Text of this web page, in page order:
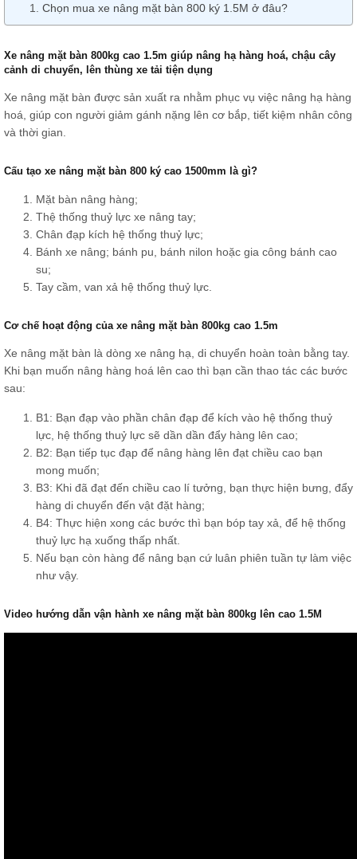
Chọn mua xe nâng mặt bàn 800 ký 1.5M ở đâu?
Xe nâng mặt bàn 800kg cao 1.5m giúp nâng hạ hàng hoá, chậu cây
cảnh di chuyển, lên thùng xe tải tiện dụng
Xe nâng mặt bàn được sản xuất ra nhằm phục vụ việc nâng hạ hàng
hoá, giúp con người giảm gánh nặng lên cơ bắp, tiết kiệm nhân công
và thời gian.
Cấu tạo xe nâng mặt bàn 800 ký cao 1500mm là gì?
Mặt bàn nâng hàng;
Thệ thống thuỷ lực xe nâng tay;
Chân đạp kích hệ thống thuỷ lực;
Bánh xe nâng; bánh pu, bánh nilon hoặc gia công bánh cao
su;
Tay cầm, van xả hệ thống thuỷ lực.
Cơ chế hoạt động của xe nâng mặt bàn 800kg cao 1.5m
Xe nâng mặt bàn là dòng xe nâng hạ, di chuyển hoàn toàn bằng tay.
Khi bạn muốn nâng hàng hoá lên cao thì bạn cần thao tác các bước
sau:
B1: Bạn đạp vào phần chân đạp để kích vào hệ thống thuỷ
lực, hệ thống thuỷ lực sẽ dần dần đẩy hàng lên cao;
B2: Bạn tiếp tục đạp để nâng hàng lên đạt chiều cao bạn
mong muốn;
B3: Khi đã đạt đến chiều cao lí tưởng, bạn thực hiện bưng, đẩy
hàng di chuyển đến vật đặt hàng;
B4: Thực hiện xong các bước thì bạn bóp tay xả, để hệ thống
thuỷ lực hạ xuống thấp nhất.
Nếu bạn còn hàng để nâng bạn cứ luân phiên tuần tự làm việc
như vậy.
Video hướng dẫn vận hành xe nâng mặt bàn 800kg lên cao 1.5M